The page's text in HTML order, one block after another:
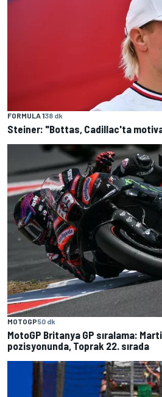
FORMULA 138 dk
Steiner: "Bottas, Cadillac'ta
MOTOGP50 dk
MotoGP Britanya GP sıralama:
pozisyonunda, Toprak 22. sırada